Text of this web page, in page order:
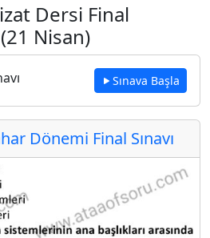
Dersi Final
Nisan)
Sınava Başla
Dönemi Final Sınavı